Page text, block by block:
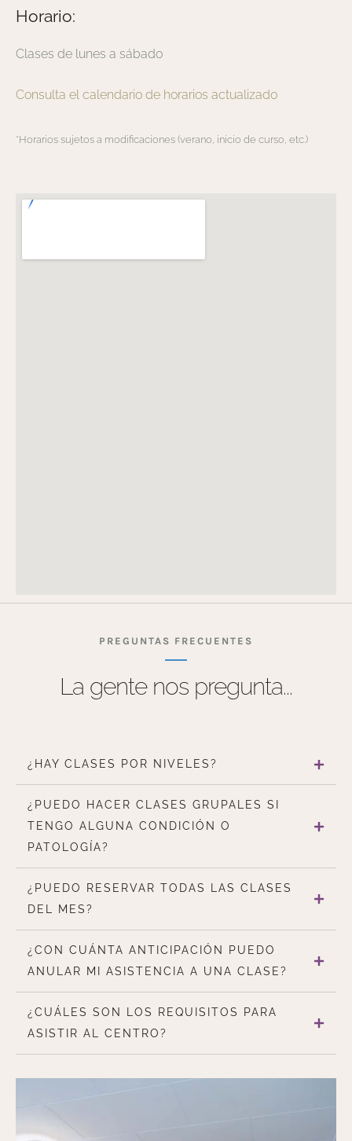
Horario:
Clases de lunes a sábado
Consulta el calendario de horarios actualizado
*Horarios sujetos a modificaciones (verano, inicio de curso, etc.)
PREGUNTAS FRECUENTES
La gente nos pregunta...
¿HAY CLASES POR NIVELES?
¿PUEDO HACER CLASES GRUPALES SI
TENGO ALGUNA CONDICIÓN O
PATOLOGÍA?
¿PUEDO RESERVAR TODAS LAS CLASES
DEL MES?
¿CON CUÁNTA ANTICIPACIÓN PUEDO
ANULAR MI ASISTENCIA A UNA CLASE?
¿CUÁLES SON LOS REQUISITOS PARA
ASISTIR AL CENTRO?